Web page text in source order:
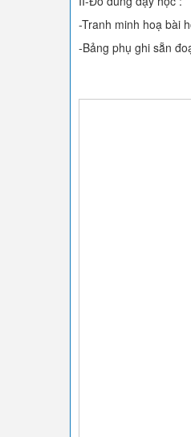
-Tranh minh hoạ bài
-Bảng phụ ghi sẵn